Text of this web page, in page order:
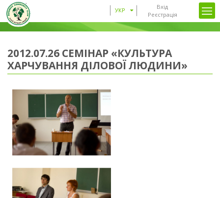
Вхід
Реєстрація
УКР
2012.07.26 СЕМІНАР «КУЛЬТУРА
ХАРЧУВАННЯ ДІЛОВОЇ ЛЮДИНИ»